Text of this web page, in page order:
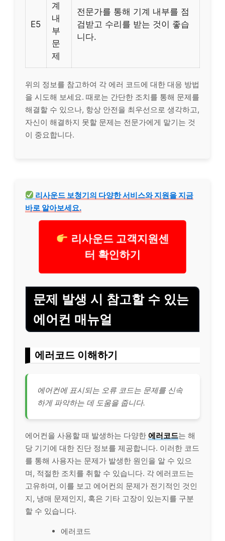
E5
계
내
부
문
제
전문가를 통해 기계 내부를 점
검받고 수리를 받는 것이 좋습
니다.
위의 정보를 참고하여 각 에러 코드에 대한 대응 방법
을 시도해 보세요. 때로는 간단한 조치를 통해 문제를
해결할 수 있으나, 항상 안전을 최우선으로 생각하고,
자신이 해결하지 못할 문제는 전문가에게 맡기는 것
이 중요합니다.
리사운드 보청기의 다양한서비스와 지원을 지금
바로 알아보세요.
리사운드 고객지원센
터 확인하기
문제 발생 시 참고할 수 있는
에어컨 매뉴얼
에러코드 이해하기
에어컨에 표시되는 오류 코드는 문제를 신속
하게 파악하는 데 도움을 줍니다.
에어컨을 사용할 때 발생하는 다양한 에러코드는 해
당 기기에 대한 진단 정보를 제공합니다. 이러한 코드
를 통해 사용자는 문제가 발생한 원인을 알 수 있으
며, 적절한 조치를 취할 수 있습니다. 각 에러코드는
고유하며, 이를 보고 에어컨의 문제가 전기적인 것인
지, 냉매 문제인지, 혹은 기타 고장이 있는지를 구분
할 수 있습니다.
에러코드